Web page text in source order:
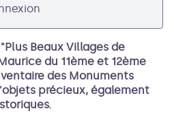
Beaux Villages de
du 11ème et 12ème
des Monuments
précieux, également